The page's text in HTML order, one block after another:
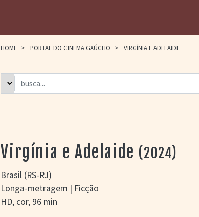
HOME > PORTAL DO CINEMA GAÚCHO > VIRGÍNIA E ADELAIDE
Virgínia e Adelaide (2024)
Brasil (RS-RJ)
Longa-metragem | Ficção
HD, cor, 96 min